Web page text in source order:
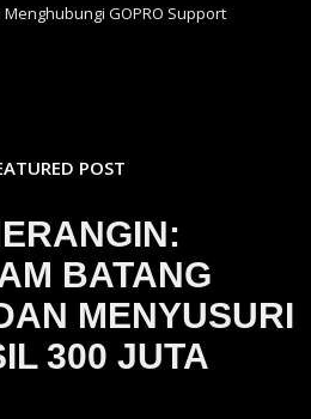
GOPRO Support
POST
BATANG
MENYUSURI
300 JUTA